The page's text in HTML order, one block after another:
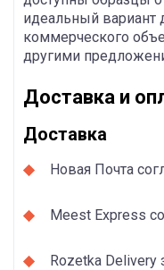
идеальный вариант
коммерческого
другими
Доставка и
Доставка
Новая Почта
Meest Express
Rozetka Delivery